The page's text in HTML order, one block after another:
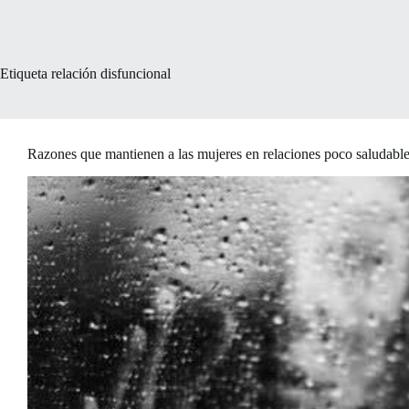
Etiqueta relación disfuncional
Razones que mantienen a las mujeres en relaciones poco